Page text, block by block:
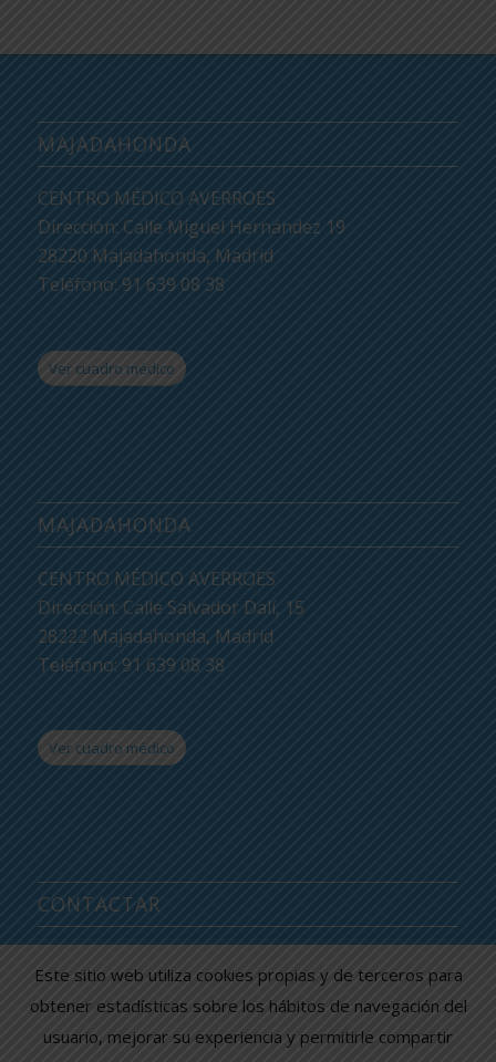
MAJADAHONDA
CENTRO MÉDICO AVERROES
Dirección: Calle Miguel Hernández 19
28220 Majadahonda, Madrid
Teléfono: 91 639 08 38
Ver cuadro médico
MAJADAHONDA
CENTRO MÉDICO AVERROES
Dirección: Calle Salvador Dalí, 15
28222 Majadahonda, Madrid
Teléfono: 91 639 08 38
Ver cuadro médico
CONTACTAR
Información y citas: 91 639 08 38
e-mail: averroes@centromedicoaverroes.com
Listado de sociedades médicas asociadas >
Este sitio web utiliza cookies propias y de terceros para
obtener estadísticas sobre los hábitos de navegación del
usuario, mejorar su experiencia y permitirle compartir